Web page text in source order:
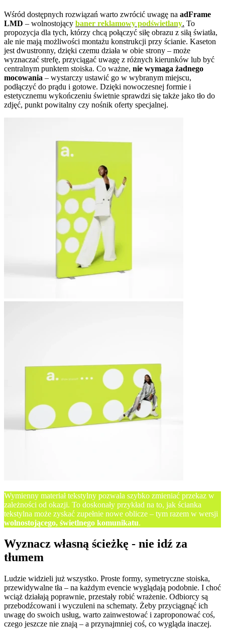
Wśród dostępnych rozwiązań warto zwrócić uwagę na adFrame
LMD – wolnostojący baner reklamowy podświetlany. To
propozycja dla tych, którzy chcą połączyć siłę obrazu z siłą światła,
ale nie mają możliwości montażu konstrukcji przy ścianie. Kaseton
jest dwustronny, dzięki czemu działa w obie strony – może
wyznaczać strefę, przyciągać uwagę z różnych kierunków lub być
centralnym punktem stoiska. Co ważne, nie wymaga żadnego
mocowania – wystarczy ustawić go w wybranym miejscu,
podłączyć do prądu i gotowe. Dzięki nowoczesnej formie i
estetycznemu wykończeniu świetnie sprawdzi się także jako tło do
zdjęć, punkt powitalny czy nośnik oferty specjalnej.
Wymienny materiał tekstylny pozwala szybko zmieniać przekaz w
zależności od okazji. To doskonały przykład na to, jak ścianka
tekstylna może zyskać zupełnie nowe oblicze – tym razem w wersji
wolnostojącego, świetlnego komunikatu.
Wyznacz własną ścieżkę - nie idź za
tłumem
Ludzie widzieli już wszystko. Proste formy, symetryczne stoiska,
przewidywalne tła – na każdym evencie wyglądają podobnie. I choć
wciąż działają poprawnie, przestały robić wrażenie. Odbiorcy są
przebodźcowani i wyczuleni na schematy. Żeby przyciągnąć ich
uwagę do swoich usług, warto zainwestować i zaproponować coś,
czego jeszcze nie znają – a przynajmniej coś, co wygląda inaczej.